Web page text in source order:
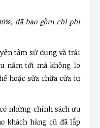
đã bao gồm chi phí
tâm sử dụng và trải
năm tới mà không lo
hoặc sửa chữa cửa tự
những chính sách ưu
khách hàng cũ đã lắp